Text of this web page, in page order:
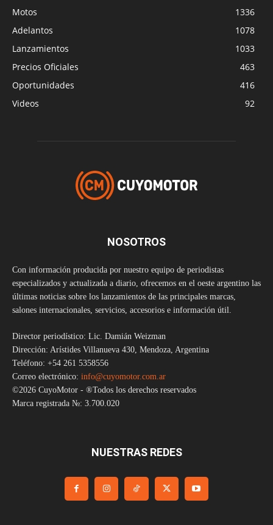
Motos
1336
Adelantos
1078
Lanzamientos
1033
Precios Oficiales
463
Oportunidades
416
Videos
92
NOSOTROS
Con información producida por nuestro equipo de periodistas
especializados y actualizada a diario, ofrecemos en el oeste argentino las
últimas noticias sobre los lanzamientos de las principales marcas,
salones internacionales, servicios, accesorios e información útil.
Director periodístico: Lic. Damián Weizman
Dirección: Arístides Villanueva 430, Mendoza, Argentina
Teléfono: +54 261 5358556
Correo electrónico: info@cuyomotor.com.ar
©2026 CuyoMotor - ®Todos los derechos reservados
Marca registrada №: 3.700.020
NUESTRAS REDES